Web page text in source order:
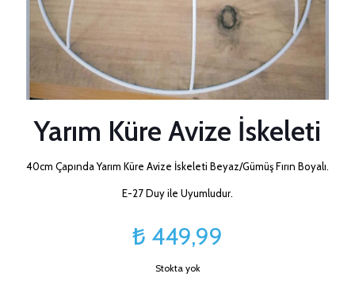
Yarım Küre Avize İskeleti
40cm Çapında Yarım Küre Avize İskeleti Beyaz/Gümüş Fırın Boyalı.
E-27 Duy ile Uyumludur.
₺ 449,99
Stokta yok